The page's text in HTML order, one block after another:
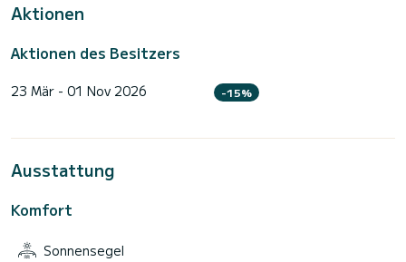
Aktionen
Aktionen des Besitzers
23 Mär - 01 Nov 2026 -15%
Ausstattung
Komfort
Sonnensegel